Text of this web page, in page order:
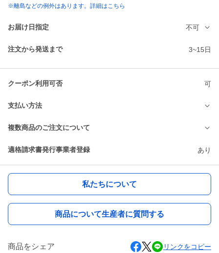
※離島などの例外はあります。詳細はこちら
お届け日指定 不可
注文から発送まで 3~15日
クーポン利用可否 可
支払い方法
複数商品のご注文について
適格請求書発行事業者登録 あり
私たちについて
商品について生産者に質問する
商品をシェア リンクをコピー